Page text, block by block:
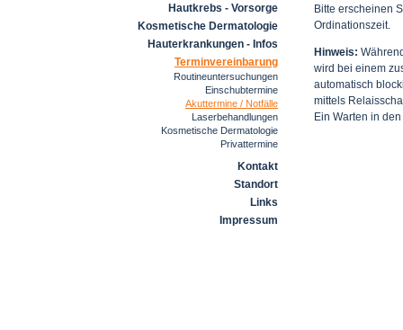
Hautkrebs - Vorsorge
Kosmetische Dermatologie
Hauterkrankungen - Infos
Terminvereinbarung
Routineuntersuchungen
Einschubtermine
Akuttermine / Notfälle
Laserbehandlungen
Kosmetische Dermatologie
Privattermine
Kontakt
Standort
Links
Impressum
Bitte erscheinen
Ordinationszeit.
Hinweis:
wird bei einem
automatisch
mittels
Ein Warten in